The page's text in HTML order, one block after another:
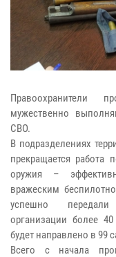
Правоохранители
мужественно
СВО.
В подразделениях
прекращается работа
оружия –
вражеским
успешно передали
организации более
будет направлено в 99
Всего с начала